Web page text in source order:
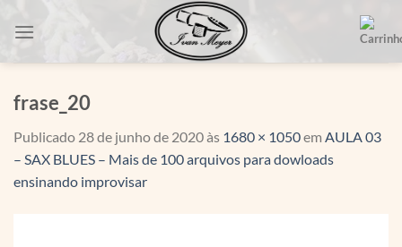
frase_20
Publicado 28 de junho de 2020às 1680 × 1050em AULA 03
– SAX BLUES – Mais de 100 arquivos para dowloads
ensinando improvisar